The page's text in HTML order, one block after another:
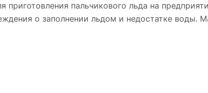
приготовления пальчикового льда на
о заполнении льдом и недостатке воды.